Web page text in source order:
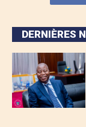
DERNIÈRES